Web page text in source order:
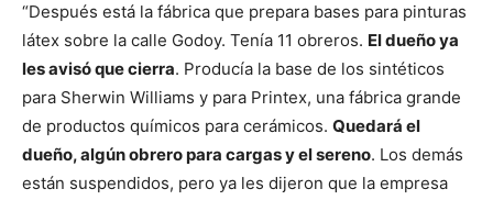
“Después está la fábrica que prepara bases para pinturas
látex sobre la calle Godoy. Tenía 11 obreros. El dueño ya
les avisó que cierra. Producía la base de los sintéticos
para Sherwin Williams y para Printex, una fábrica grande
de productos químicos para cerámicos. Quedará el
dueño, algún obrero para cargas y el sereno. Los demás
están suspendidos, pero ya les dijeron que la empresa